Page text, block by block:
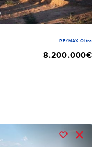
RE/MAX Oltre
8.200.000€